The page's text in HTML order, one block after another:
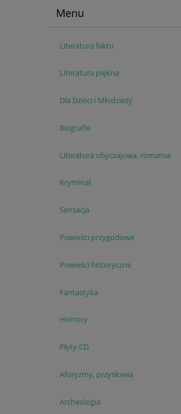
Menu
Literatura faktu
Literatura piękna
Dla Dzieci i Młodzieży
Biografie
Literatura obyczajowa, romanse
Kryminał
Sensacja
Powieści przygodowe
Powieści historyczne
Fantastyka
Horrory
Płyty CD
Aforyzmy, przysłowia
Archeologia